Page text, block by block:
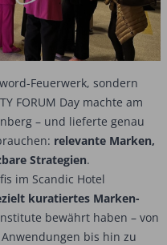
Feuerwerk, sondern
FORUM Day machte am
– und lieferte genau
relevante Marken,
Strategien.
im Scandic Hotel
kuratiertes Marken-
bewährt haben – von
bis hin zu